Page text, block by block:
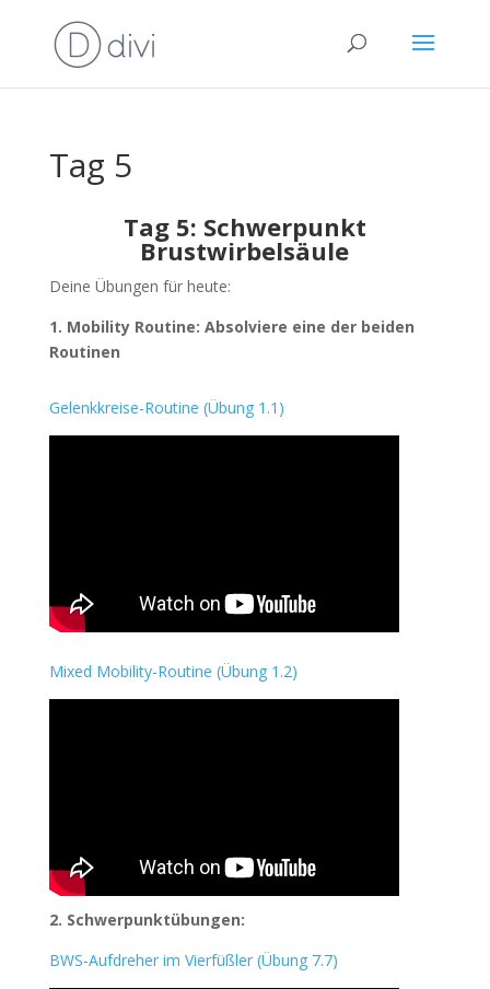
Tag 5
Tag 5: Schwerpunkt
Brustwirbelsäule
Deine Übungen für heute:
1. Mobility Routine: Absolviere eine der beiden
Routinen
Gelenkkreise-Routine (Übung 1.1)
Mixed Mobility-Routine (Übung 1.2)
2. Schwerpunktübungen:
BWS-Aufdreher im Vierfüßler (Übung 7.7)